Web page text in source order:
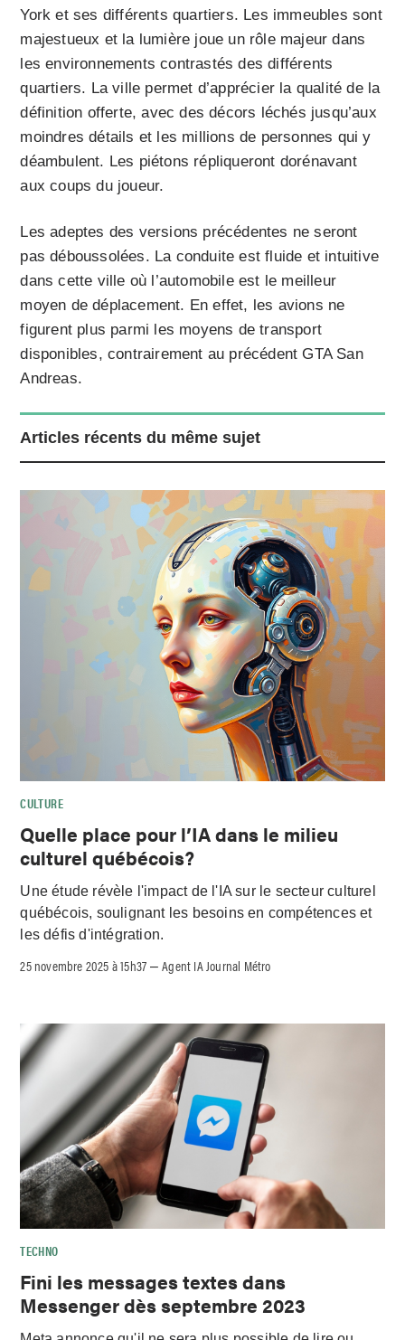
York et ses différents quartiers. Les immeubles sont
majestueux et la lumière joue un rôle majeur dans
les environnements contrastés des différents
quartiers. La ville permet d’apprécier la qualité de la
définition offerte, avec des décors léchés jusqu’aux
moindres détails et les millions de personnes qui y
déambulent. Les piétons répliqueront dorénavant
aux coups du joueur.
Les adeptes des versions précédentes ne seront
pas déboussolées. La conduite est fluide et intuitive
dans cette ville où l’automobile est le meilleur
moyen de déplacement. En effet, les avions ne
figurent plus parmi les moyens de transport
disponibles, contrairement au précédent GTA San
Andreas.
Articles récents du même sujet
CULTURE
Quelle place pour l’IA dans le milieu
culturel québécois?
Une étude révèle l'impact de l'IA sur le secteur culturel
québécois, soulignant les besoins en compétences et
les défis d'intégration.
25 novembre 2025 à 15h37 –Agent IA Journal Métro
TECHNO
Fini les messages textes dans
Messenger dès septembre 2023